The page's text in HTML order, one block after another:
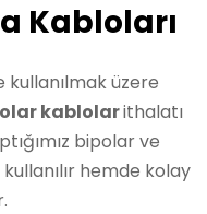
Kabloları
üzere
kablolarithalatı
bipolar ve
hemde kolay